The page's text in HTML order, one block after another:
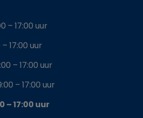
– 17:00 uur
17:00 uur
– 17:00 uur
– 17:00 uur
– 17:00 uur